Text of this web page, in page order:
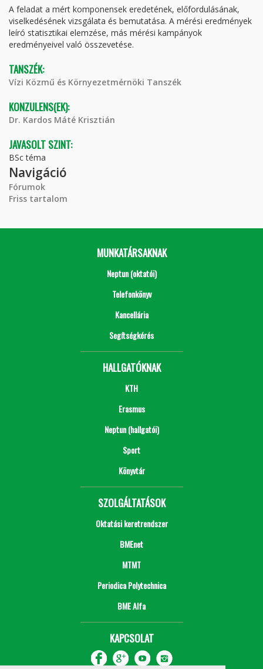
A feladat a mért komponensek eredetének, előfordulásának,
viselkedésének vizsgálata és bemutatása. A mérési eredmények
leíró statisztikai elemzése, más mérési kampányok
eredményeivel való összevetése.
TANSZÉK:
Vízi Közmű és Környezetmérnöki Tanszék
KONZULENS(EK):
Dr. Kardos Máté Krisztián
JAVASOLT SZINT:
BSc téma
Navigáció
Fórumok
Friss tartalom
MUNKATÁRSAKNAK
Neptun (oktatói)
Telefonkönyv
Kancellária
Segítségkérés
HALLGATÓKNAK
KTH
Erasmus
Neptun (hallgatói)
Sport
Könyvtár
SZOLGÁLTATÁSOK
Oktatási keretrendszer
BMEnet
MTMT
Periodica Polytechnica
BME Alfa
KAPCSOLAT